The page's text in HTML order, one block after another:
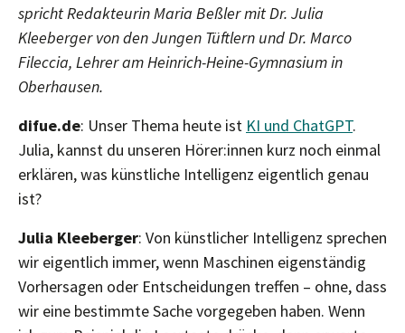
spricht Redakteurin Maria Beßler mit Dr. Julia
Kleeberger von den Jungen Tüftlern und Dr. Marco
Fileccia, Lehrer am Heinrich-Heine-Gymnasium in
Oberhausen.
difue.de: Unser Thema heute ist KI und ChatGPT.
Julia, kannst du unseren Hörer:innen kurz noch einmal
erklären, was künstliche Intelligenz eigentlich genau
ist?
Julia Kleeberger: Von künstlicher Intelligenz sprechen
wir eigentlich immer, wenn Maschinen eigenständig
Vorhersagen oder Entscheidungen treffen – ohne, dass
wir eine bestimmte Sache vorgegeben haben. Wenn